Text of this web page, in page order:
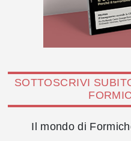
SOTTOSCRIVI
Il mondo di